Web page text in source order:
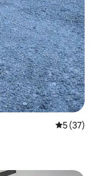
Просечна
5 (37)